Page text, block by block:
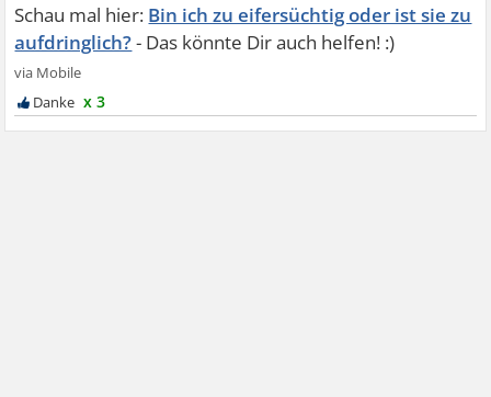
Bin ich zu eifersüchtig oder ist sie zu
aufdringlich?
x 3